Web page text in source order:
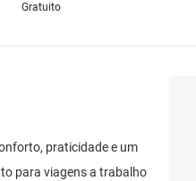
Gratuito
praticidade e um
para viagens a trabalho